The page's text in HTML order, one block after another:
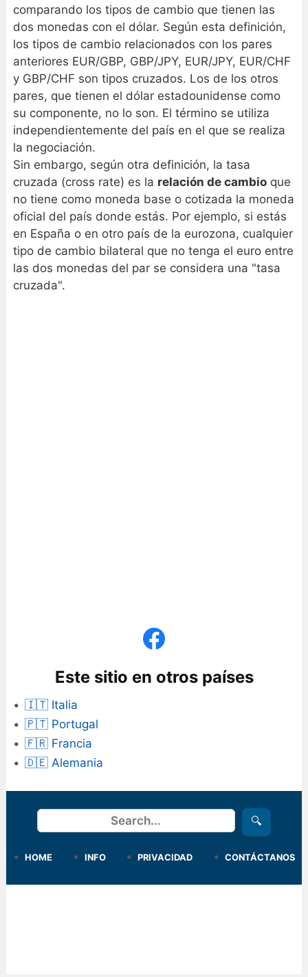
comparando los tipos de cambio que tienen las
dos monedas con el dólar. Según esta definición,
los tipos de cambio relacionados con los pares
anteriores EUR/GBP, GBP/JPY, EUR/JPY, EUR/CHF
y GBP/CHF son tipos cruzados. Los de los otros
pares, que tienen el dólar estadounidense como
su componente, no lo son. El término se utiliza
independientemente del país en el que se realiza
la negociación.
Sin embargo, según otra definición, la tasa
cruzada (cross rate) es la relación de cambioque
no tiene como moneda base o cotizada la moneda
oficial del país donde estás. Por ejemplo, si estás
en España o en otro país de la eurozona, cualquier
tipo de cambio bilateral que no tenga el euro entre
las dos monedas del par se considera una "tasa
cruzada".
Este sitio en otros países
🇮🇹 Italia
🇵🇹 Portugal
🇫🇷 Francia
🇩🇪 Alemania
Buscar 🔍
HOME INFO PRIVACIDAD CONTÁCTANOS